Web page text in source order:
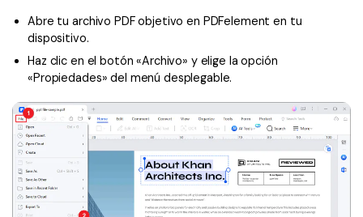
Combinar PDF
Convertir Word a PDF
Más herrmientas online
Recortar PDF
Profesionales
Firmar PDF
eSign PDF
PDF por lotes
Generar imágenes IA Nuevo
Todas las herramientas de IA
Trucos de PDF
Trucos para Mac
Trucos para Windows
Trucos para móviles
Ver más
¿Por qué PDFelement?
Abre tu archivo PDF objetivo en PDFelement en tu
dispositivo.
Haz clic en el botón «Archivo» y elige la opción
«Propiedades» del menú desplegable.